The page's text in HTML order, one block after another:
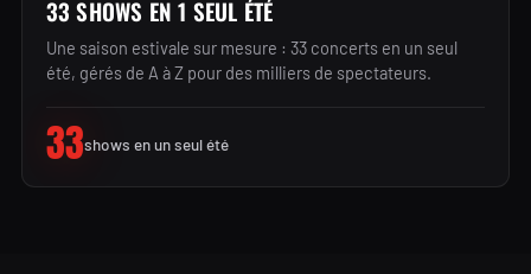
33 SHOWS EN 1 SEUL ÉTÉ
Une saison estivale sur mesure : 33 concerts en un seul
été, gérés de A à Z pour des milliers de spectateurs.
33shows en un seul été